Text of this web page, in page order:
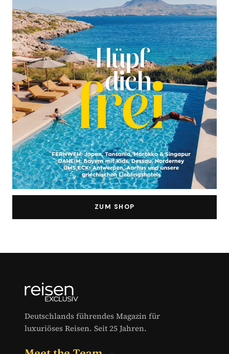
ZUM SHOP
Deutschlands führendes Magazin für
luxuriöses Reisen. Seit 25 Jahren.